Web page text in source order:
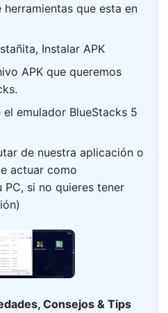
que esta en
Instalar APK
APK que queremos
el emulador BlueStacks 5
de nuestra aplicación o
actuar como
si no quieres tener
Consejos & Tips